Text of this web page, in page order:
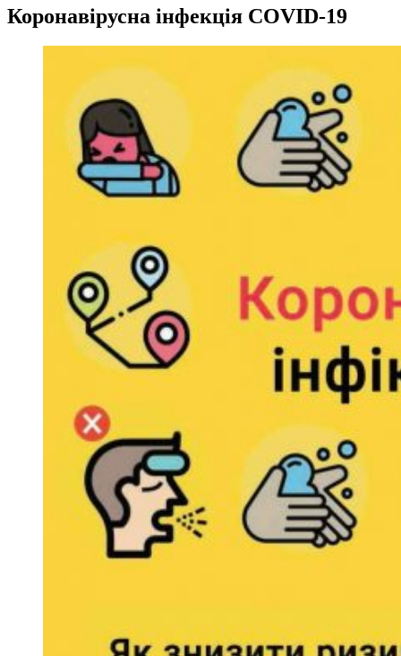
Коронавірусна інфекція COVID-19